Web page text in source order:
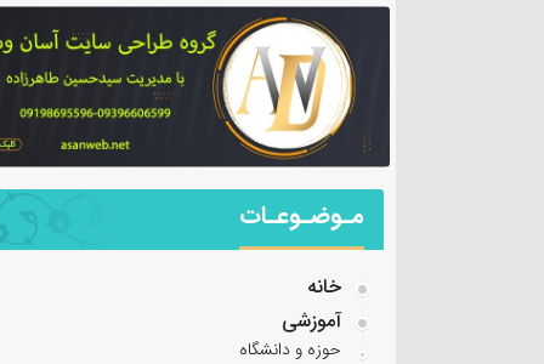
مـوضـوعـات
خانه
آموزشی
حوزه و دانشگاه